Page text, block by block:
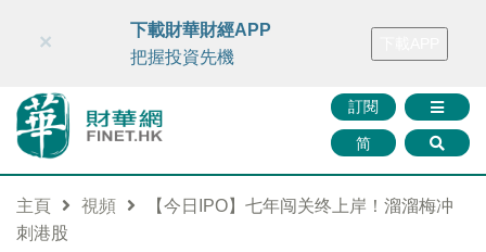
財華智庫網 FINTV FINMETA 財華證券 媒體矩陣
訂閱
简
×
下載財華財經APP
把握投資先機
主頁 視頻
【今日IPO】七年闯关终上岸！溜溜梅冲
刺港股